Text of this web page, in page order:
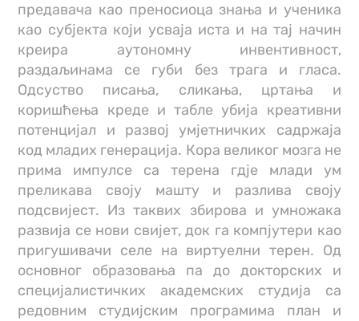
предавача као преносиоца знања и ученика
као субјекта који усваја иста и на тај начин
креира аутономну инвентивност,
раздаљинама се губи без трага и гласа.
Одсуство писања, сликања, цртања и
коришћења креде и табле убија креативни
потенцијал и развој умјетничких садржаја
код младих генерација. Кора великог мозга не
прима импулсе са терена гдје млади ум
преликава своју машту и разлива своју
подсвијест. Из таквих збирова и умножака
развија се нови свијет, док га компјутери као
пригушивачи селе на виртуелни терен. Од
основног образовања па до докторских и
специјалистичких академских студија са
редовним студијским програмима план и